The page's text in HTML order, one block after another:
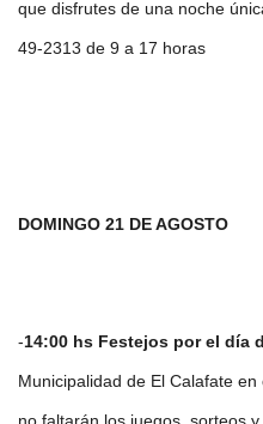
que disfrutes de una noche
49-2313 de 9 a 17 horas
DOMINGO 21 DE AGOSTO
-14:00 hs Festejos por el día
Municipalidad de El Calafate